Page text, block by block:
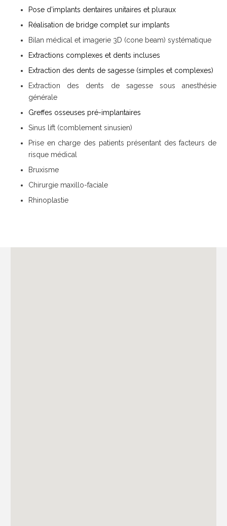
Pose d’implants dentaires unitaires et pluraux
Réalisation de bridge complet sur implants
Bilan médical et imagerie 3D (cone beam) systématique
Extractions complexes et dents incluses
Extraction des dents de sagesse (simples et complexes)
Extraction des dents de sagesse sous anesthésie
générale
Greffes osseuses pré-implantaires
Sinus lift (comblement sinusien)
Prise en charge des patients présentant des facteurs de
risque médical
Bruxisme
Chirurgie maxillo-faciale
Rhinoplastie